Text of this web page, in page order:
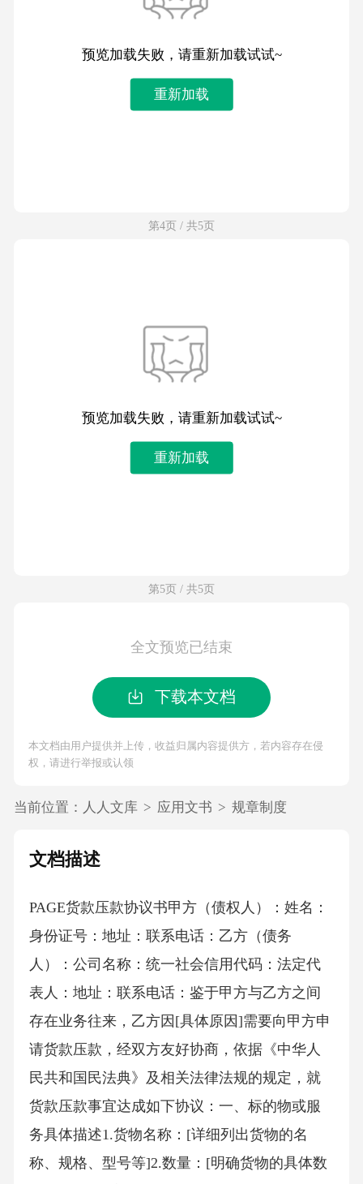
预览加载失败，请重新加载试试~
重新加载
第4页 / 共5页
预览加载失败，请重新加载试试~
重新加载
第5页 / 共5页
全文预览已结束
下载本文档
本文档由用户提供并上传，收益归属内容提供方，若内容存在侵
权，请进行举报或认领
当前位置： 人人文库 > 应用文书 > 规章制度
文档描述
PAGE货款压款协议书 甲方（债权人）：姓名：
身份证号：地址：联系电话：乙方（债务
人）：公司名称：统一社会信用代码：法定代
表人：地址：联系电话：鉴于甲方与乙方之间
存在业务往来，乙方因[具体原因]需要向甲方申
请货款压款，经双方友好协商，依据《中华人
民共和国民法典》及相关法律法规的规定，就
货款压款事宜达成如下协议：一、标的物或服
务具体描述1.货物名称：[详细列出货物的名
称、规格、型号等]2.数量：[明确货物的具体数